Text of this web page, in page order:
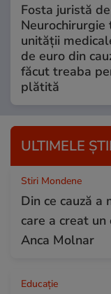
Fosta juristă
unității
de euro din
făcut treaba
plătită
ULTIMELE
Stiri Mondene
Din ce cauză
care a creat
Anca Molnar
Educație